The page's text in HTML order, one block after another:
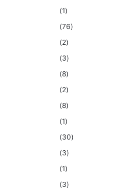
(1)
(76)
(2)
(3)
(8)
(2)
(8)
(1)
(30)
(3)
(1)
(3)